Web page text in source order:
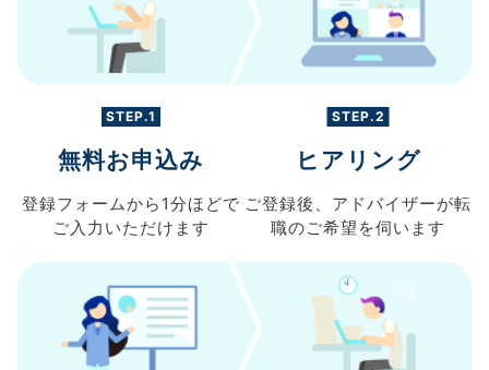
STEP.1
無料お申込み
登録フォームから 1分ほどで
ご入力 いただけます
STEP.2
ヒアリング
ご登録後、 アドバイザーが転
職のご希望を伺います